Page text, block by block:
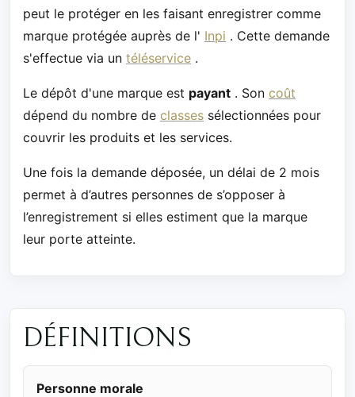
peut le protéger en les faisant enregistrer comme
marque protégée auprès de l' Inpi . Cette demande
s'effectue via un téléservice .
Le dépôt d'une marque est payant . Son coût
dépend du nombre de classes sélectionnées pour
couvrir les produits et les services.
Une fois la demande déposée, un délai de 2 mois
permet à d’autres personnes de s’opposer à
l’enregistrement si elles estiment que la marque
leur porte atteinte.
DÉFINITIONS
Personne morale